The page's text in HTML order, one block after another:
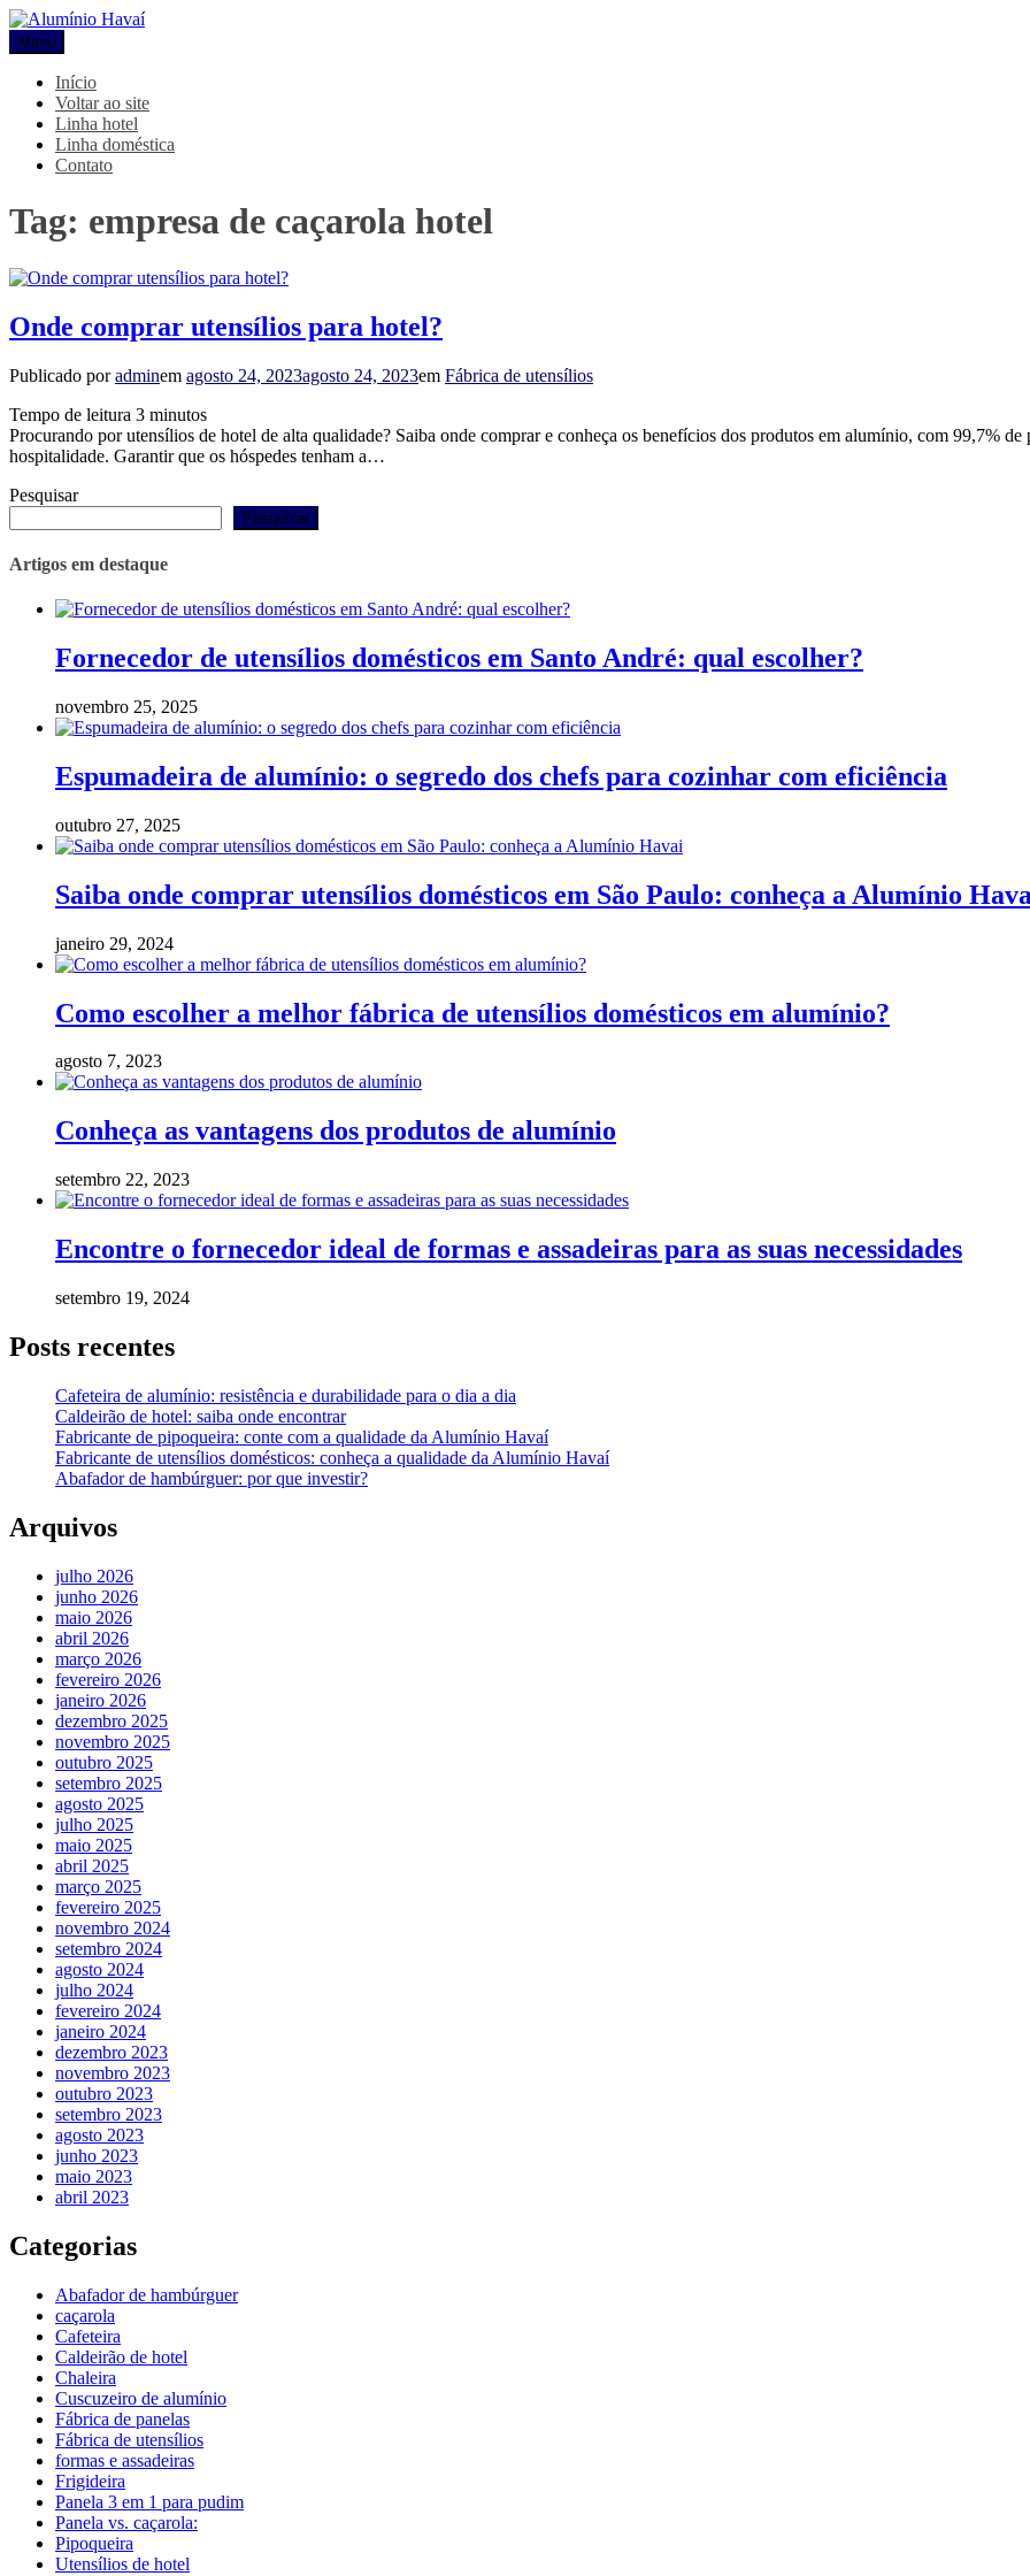
Pular
para
o
conteúdo
Alumínio Havaí
Blog Alumínio Havaí
Menu
Início
Voltar ao site
Linha hotel
Linha doméstica
Contato
Tag: empresa de caçarola hotel
Onde comprar utensílios para hotel?
Publicado poradminem agosto 24, 2023agosto 24, 2023em Fábrica de utensílios
Tempo de leitura 3 minutos
Procurando por utensílios de hotel de alta qualidade? Saiba onde comprar e conheça os benefícios dos produtos em alumínio, com 99,7%
hospitalidade. Garantir que os hóspedes tenham a…
Pesquisar
Pesquisar
Artigos em destaque
Fornecedor de utensílios domésticos em Santo André: qual escolher?
novembro 25, 2025
Espumadeira de alumínio: o segredo dos chefs para cozinhar com eficiência
outubro 27, 2025
Saiba onde comprar utensílios domésticos em São Paulo: conheça a Alumínio
janeiro 29, 2024
Como escolher a melhor fábrica de utensílios domésticos em alumínio?
agosto 7, 2023
Conheça as vantagens dos produtos de alumínio
setembro 22, 2023
Encontre o fornecedor ideal de formas e assadeiras para as suas necessidades
setembro 19, 2024
Posts recentes
Cafeteira de alumínio: resistência e durabilidade para o dia a dia
Caldeirão de hotel: saiba onde encontrar
Fabricante de pipoqueira: conte com a qualidade da Alumínio Havaí
Fabricante de utensílios domésticos: conheça a qualidade da Alumínio Havaí
Abafador de hambúrguer: por que investir?
Arquivos
julho 2026
junho 2026
maio 2026
abril 2026
março 2026
fevereiro 2026
janeiro 2026
dezembro 2025
novembro 2025
outubro 2025
setembro 2025
agosto 2025
julho 2025
maio 2025
abril 2025
março 2025
fevereiro 2025
novembro 2024
setembro 2024
agosto 2024
julho 2024
fevereiro 2024
janeiro 2024
dezembro 2023
novembro 2023
outubro 2023
setembro 2023
agosto 2023
junho 2023
maio 2023
abril 2023
Categorias
Abafador de hambúrguer
caçarola
Cafeteira
Caldeirão de hotel
Chaleira
Cuscuzeiro de alumínio
Fábrica de panelas
Fábrica de utensílios
formas e assadeiras
Frigideira
Panela 3 em 1 para pudim
Panela vs. caçarola:
Pipoqueira
Utensílios de hotel